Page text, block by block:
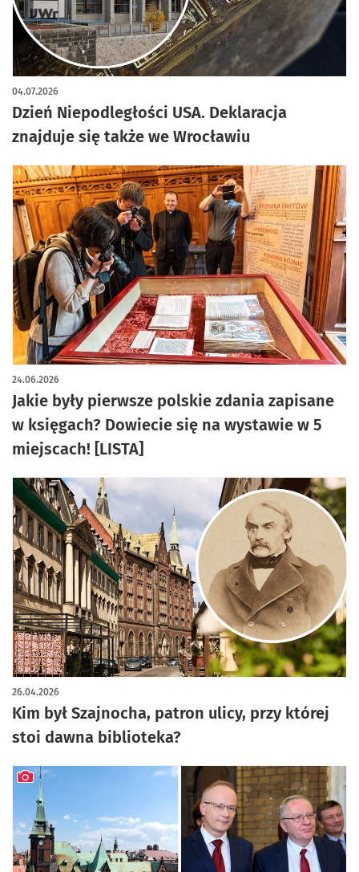
Dzień Niepodległości USA. Deklaracja
znajduje się także we Wrocławiu
04.07.2026
artykuł z galerią zdjęć
Jakie były pierwsze polskie zdania zapisane
w księgach? Dowiecie się na wystawie w 5
miejscach! [LISTA]
24.06.2026
Kim był Szajnocha, patron ulicy, przy której
stoi dawna biblioteka?
26.04.2026